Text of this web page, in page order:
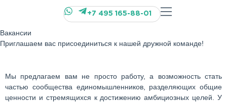
+7 495 165-88-01
Вакансии
Приглашаем вас присоединиться к нашей дружной команде!
Мы предлагаем вам не просто работу, а возможность стать
частью сообщества единомышленников, разделяющих общие
ценности и стремящихся к достижению амбициозных целей. У